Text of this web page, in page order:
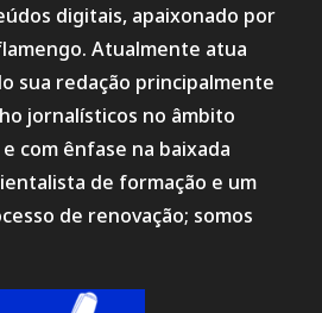
digitais, apaixonado por
Atualmente atua
sua redação principalmente
jornalísticos no âmbito
com ênfase na baixada
de formação e um
de renovação; somos